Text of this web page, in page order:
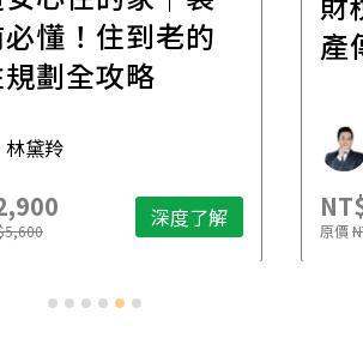
懂！住到老的
劃全攻略
林黛羚
深度了解
產
原價